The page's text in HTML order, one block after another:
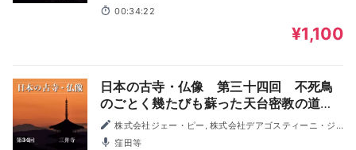
00:34:22
¥1,100
日本の古寺・仏像 第三十四回 不死鳥
のごとく幾たびも蘇った天台密教の道
場 三井寺
株式会社ジェー・ピー, 株式会社デアゴスティーニ・ジ
ャパン
窪田等